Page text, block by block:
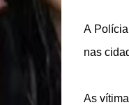
A
nas
As